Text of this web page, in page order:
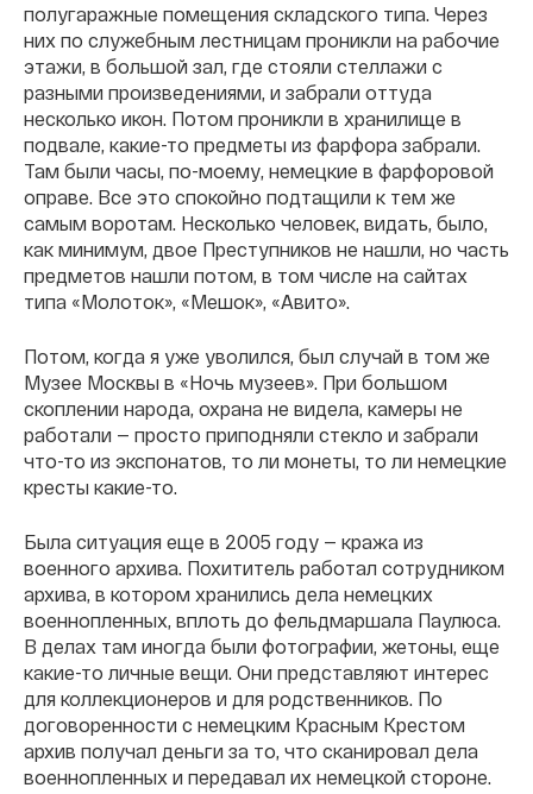
полугаражные помещения складского типа. Через
них по служебным лестницам проникли на рабочие
этажи, в большой зал, где стояли стеллажи с
разными произведениями, и забрали оттуда
несколько икон. Потом проникли в хранилище в
подвале, какие-то предметы из фарфора забрали.
Там были часы, по-моему, немецкие в фарфоровой
оправе. Все это спокойно подтащили к тем же
самым воротам. Несколько человек, видать, было,
как минимум, двое Преступников не нашли, но часть
предметов нашли потом, в том числе на сайтах
типа «Молоток», «Мешок», «Авито».
Потом, когда я уже уволился, был случай в том же
Музее Москвы в «Ночь музеев». При большом
скоплении народа, охрана не видела, камеры не
работали — просто приподняли стекло и забрали
что-то из экспонатов, то ли монеты, то ли немецкие
кресты какие-то.
Была ситуация еще в 2005 году — кража из
военного архива. Похититель работал сотрудником
архива, в котором хранились дела немецких
военнопленных, вплоть до фельдмаршала Паулюса.
В делах там иногда были фотографии, жетоны, еще
какие-то личные вещи. Они представляют интерес
для коллекционеров и для родственников. По
договоренности с немецким Красным Крестом
архив получал деньги за то, что сканировал дела
военнопленных и передавал их немецкой стороне.